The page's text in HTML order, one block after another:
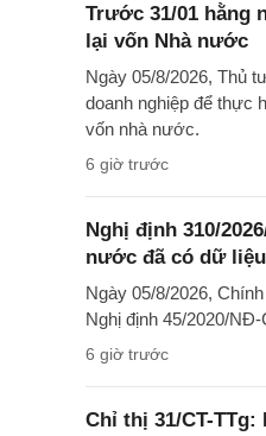
Trước 31/01 hằng
lại vốn Nhà nước
Ngày 05/8/2026, Thủ
doanh nghiệp để thực
vốn nhà nước.
6 giờ trước
Nghị định 310/
nước đã có dữ liệu
Ngày 05/8/2026,
Nghị định 45/2020/
6 giờ trước
Chỉ thị 31/CT-